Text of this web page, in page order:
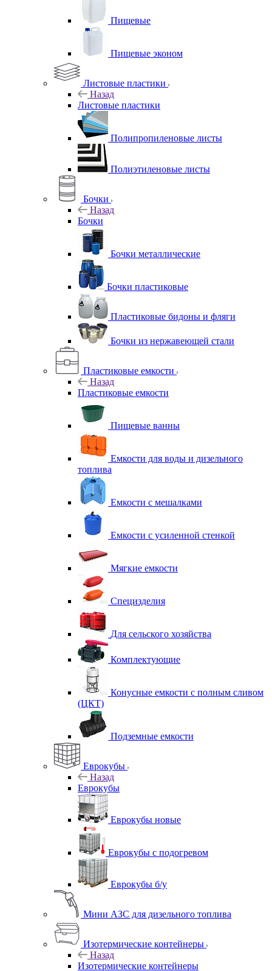
Пищевые
Пищевые эконом
Листовые пластики
Назад
Листовые пластики
Полипропиленовые листы
Полиэтиленовые листы
Бочки
Назад
Бочки
Бочки металлические
Бочки пластиковые
Пластиковые бидоны и фляги
Бочки из нержавеющей стали
Пластиковые емкости
Назад
Пластиковые емкости
Пищевые ванны
Емкости для воды и дизельного
топлива
Емкости с мешалками
Емкости с усиленной стенкой
Мягкие емкости
Специзделия
Для сельского хозяйства
Комплектующие
Конусные емкости с полным сливом
(ЦКТ)
Подземные емкости
Еврокубы
Назад
Еврокубы
Еврокубы новые
Еврокубы с подогревом
Еврокубы б/у
Мини АЗС для дизельного топлива
Изотермические контейнеры
Назад
Изотермические контейнеры